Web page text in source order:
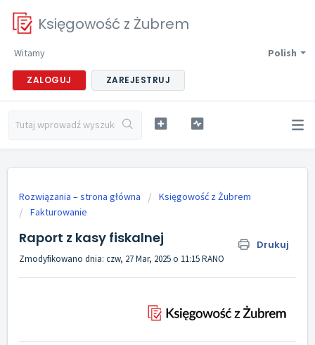
Księgowość z Żubrem
Polish
Witamy
ZALOGUJ ZAREJESTRUJ
Rozwiązania – strona główna
Księgowość z Żubrem
Fakturowanie
Raport z kasy fiskalnej Drukuj
Zmodyfikowano dnia: czw, 27 Mar, 2025 o 11:15 RANO